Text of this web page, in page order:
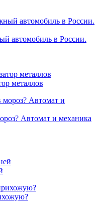
автомобиль в России.
металлов
Автомат и механика